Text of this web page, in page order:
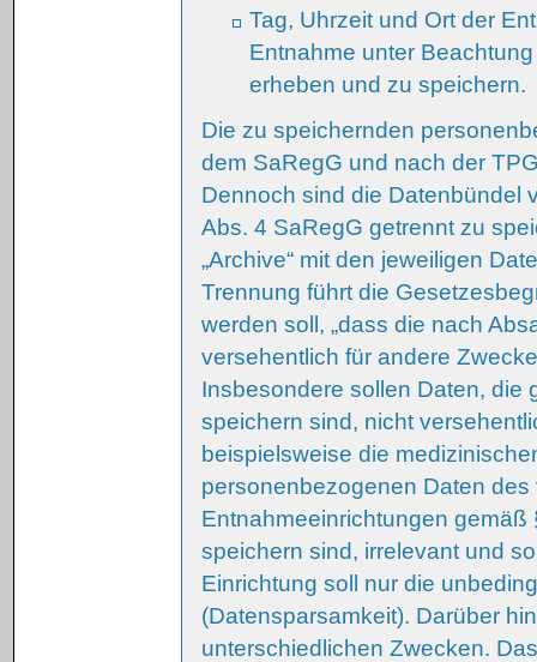
Tag, Uhrzeit und Ort der
Entnahme unter
erheben und zu speichern.
Die zu speichernden
dem SaRegG und nach der
Dennoch sind die Datenbündel
Abs. 4 SaRegG getrennt zu
„Archive“ mit den jeweiligen
Trennung führt die
werden soll, „dass die nach
versehentlich für andere
Insbesondere sollen Daten, die
speichern sind, nicht
beispielsweise die
personenbezogenen Daten
Entnahmeeinrichtungen gemäß
speichern sind, irrelevant und
Einrichtung soll nur die
(Datensparsamkeit). Darüber
unterschiedlichen Zwecken.